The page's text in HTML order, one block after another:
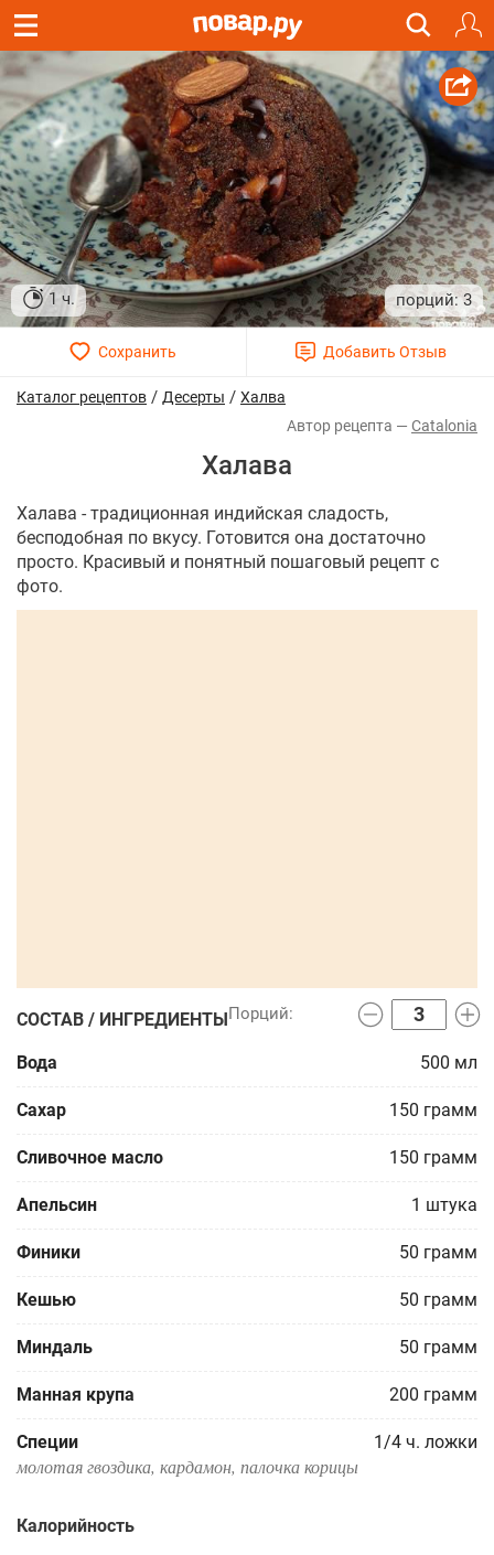
1 ч. 3
Каталог рецептов / Десерты / Халва
Catalonia
Халава
Халава - традиционная индийская сладость,
бесподобная по вкусу. Готовится она достаточно
просто. Красивый и понятный пошаговый рецепт с
фото.
СОСТАВ / ИНГРЕДИЕНТЫ
Вода 500 мл
Сахар 150 грамм
Сливочное масло 150 грамм
Апельсин 1 штука
Финики 50 грамм
Кешью 50 грамм
Миндаль 50 грамм
Манная крупа 200 грамм
Специи 1/4 ч. ложки
молотая гвоздика, кардамон, палочка корицы
Калорийность